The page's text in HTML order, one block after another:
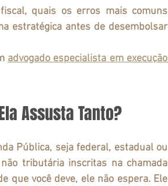
quais os erros mais comuns
estratégica antes de desembolsar
advogado especialista em execução
Assusta Tanto?
Pública, seja federal, estadual ou
tributária inscritas na chamada
que você deve, ele não espera. Ele